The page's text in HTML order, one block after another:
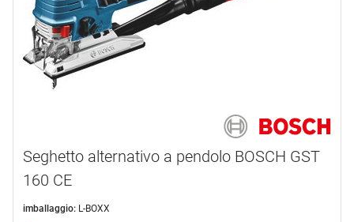
Seghetto alternativo a pendolo BOSCH GST
160 CE
imballaggio: L-BOXX